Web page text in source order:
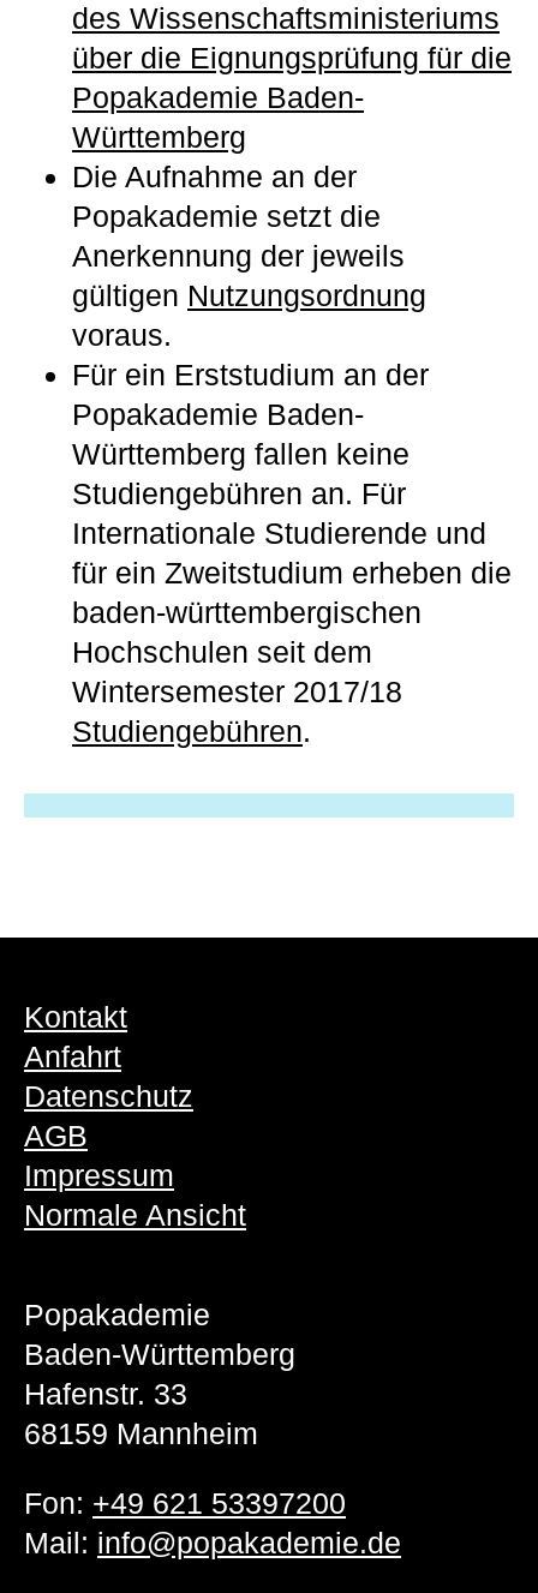
des Wissenschafts­ministeriums
über die Eignungs­prüfung für die
Popakademie Baden-
Württemberg
Die Aufnahme an der
Popakademie setzt die
Anerkennung der jeweils
gültigen Nutzungsordnung
voraus.
Für ein Erststudium an der
Popakademie Baden-
Württemberg fallen keine
Studiengebühren an. Für
Internationale Studierende und
für ein Zweitstudium erheben die
baden-württembergischen
Hochschulen seit dem
Wintersemester 2017/18
Studiengebühren.
Kontakt
Anfahrt
Datenschutz
AGB
Impressum
Normale Ansicht
Popakademie
Baden-Württemberg
Hafenstr. 33
68159 Mannheim
Fon: +49 621 53397200
Mail: info@popakademie.de